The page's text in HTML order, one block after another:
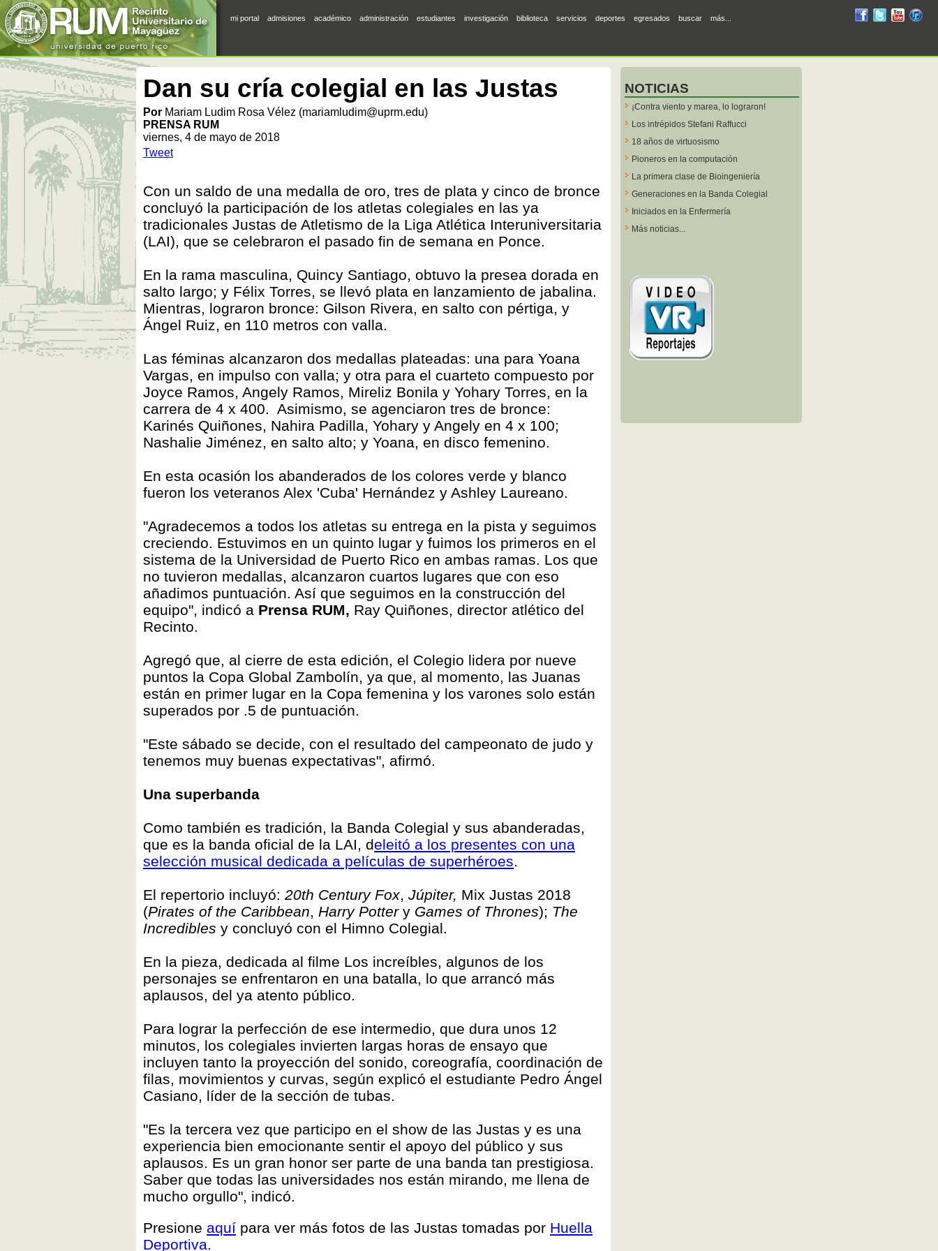
mi portal admisiones académico administración estudiantes investigación biblioteca servicios deportes egresados buscar más...
RUMRUMRUM
Dan su cría colegial en las Justas
Por Mariam Ludim Rosa Vélez (mariamludim@uprm.edu)
PRENSA RUM
viernes, 4 de mayo de 2018
Tweet
Con un saldo de una medalla de oro, tres de plata y cinco de bronce
concluyó la participación de los atletas colegiales en las ya
tradicionales Justas de Atletismo de la Liga Atlética Interuniversitaria
(LAI), que se celebraron el pasado fin de semana en Ponce.
En la rama masculina, Quincy Santiago, obtuvo la presea dorada en
salto largo; y Félix Torres, se llevó plata en lanzamiento de jabalina.
Mientras, lograron bronce: Gilson Rivera, en salto con pértiga, y
Ángel Ruiz, en 110 metros con valla.
Las féminas alcanzaron dos medallas plateadas: una para Yoana
Vargas, en impulso con valla; y otra para el cuarteto compuesto por
Joyce Ramos, Angely Ramos, Mireliz Bonila y Yohary Torres, en la
carrera de 4 x 400. Asimismo, se agenciaron tres de bronce:
Karinés Quiñones, Nahira Padilla, Yohary y Angely en 4 x 100;
Nashalie Jiménez, en salto alto; y Yoana, en disco femenino.
En esta ocasión los abanderados de los colores verde y blanco
fueron los veteranos Alex 'Cuba' Hernández y Ashley Laureano.
"Agradecemos a todos los atletas su entrega en la pista y seguimos
creciendo. Estuvimos en un quinto lugar y fuimos los primeros en el
sistema de la Universidad de Puerto Rico en ambas ramas. Los que
no tuvieron medallas, alcanzaron cuartos lugares que con eso
añadimos puntuación. Así que seguimos en la construcción del
equipo", indicó a Prensa RUM, Ray Quiñones, director atlético del
Recinto.
Agregó que, al cierre de esta edición, el Colegio lidera por nueve
puntos la Copa Global Zambolín, ya que, al momento, las Juanas
están en primer lugar en la Copa femenina y los varones solo están
superados por .5 de puntuación.
"Este sábado se decide, con el resultado del campeonato de judo y
tenemos muy buenas expectativas", afirmó.
Una superbanda
Como también es tradición, la Banda Colegial y sus abanderadas,
que es la banda oficial de la LAI, deleitó a los presentes con una
selección musical dedicada a películas de superhéroes.
El repertorio incluyó: 20th Century Fox, Júpiter, Mix Justas 2018
(Pirates of the Caribbean, Harry Pottery Games of Thrones); The
Incredibles y concluyó con el Himno Colegial.
En la pieza, dedicada al filme Los increíbles, algunos de los
personajes se enfrentaron en una batalla, lo que arrancó más
aplausos, del ya atento público.
Para lograr la perfección de ese intermedio, que dura unos 12
minutos, los colegiales invierten largas horas de ensayo que
incluyen tanto la proyección del sonido, coreografía, coordinación de
filas, movimientos y curvas, según explicó el estudiante Pedro Ángel
Casiano, líder de la sección de tubas.
"Es la tercera vez que participo en el show de las Justas y es una
experiencia bien emocionante sentir el apoyo del público y sus
aplausos. Es un gran honor ser parte de una banda tan prestigiosa.
Saber que todas las universidades nos están mirando, me llena de
mucho orgullo", indicó.
Presione aquí para ver más fotos de las Justas tomadas por Huella
Deportiva
NOTICIAS
¡Contra viento y marea, lo lograron!
Los intrépidos Stefani Raffucci
18 años de virtuosismo
Pioneros en la computación
La primera clase de Bioingeniería
Generaciones en la Banda Colegial
Iniciados en la Enfermería
Más noticias...